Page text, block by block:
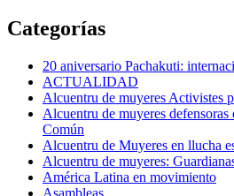
Categorías
20 aniversario Pachakuti:
ACTUALIDAD
Alcuentru de muyeres Activistes
Alcuentru de muyeres
Común
Alcuentru de Muyeres en llucha
Alcuentru de muyeres:
América Latina en movimiento
Asambleas